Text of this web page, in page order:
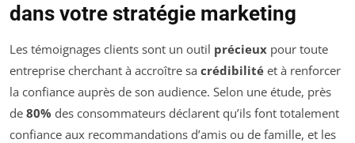
dans votre stratégie marketing
Les témoignages clients sont un outil précieux pour toute
entreprise cherchant à accroître sa crédibilité et à renforcer
la confiance auprès de son audience. Selon une étude, près
de 80% des consommateurs déclarent qu’ils font totalement
confiance aux recommandations d’amis ou de famille, et les